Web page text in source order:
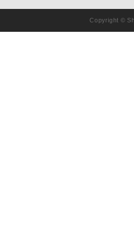
Copyright ©